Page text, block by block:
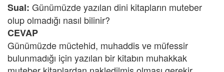
Sual: Günümüzde yazılan dini kitapların muteber
olup olmadığı nasıl bilinir?
CEVAP
Günümüzde müctehid, muhaddis ve müfessir
bulunmadığı için yazılan bir kitabın muhakkak